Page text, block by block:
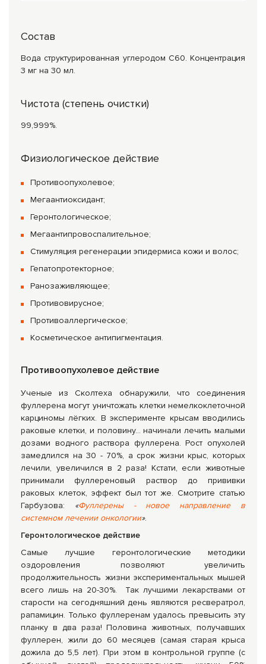
Состав
Вода структурированная углеродом С60. Концентрация
3 мг на 30 мл.
Чистота (степень очистки)
99,999%.
Физиологическое действие
Противоопухолевое;
Мегаантиоксидант;
Геронтологическое;
Мегаантипровоспалительное;
Стимуляция регенерации эпидермиса кожи и волос;
Гепатопротекторное;
Ранозаживляющее;
Противовирусное;
Противоаллергическое;
Косметическое антипигментация.
Противоопухолевое действие
Ученые из Сколтеха обнаружили, что соединения
фуллерена могут уничтожать клетки немелкоклеточной
карциномы лёгких. В эксперименте крысам вводились
раковые клетки, и половину... начинали лечить малыми
дозами водного раствора фуллерена. Рост опухолей
замедлился на 30 - 70%, а срок жизни крыс, которых
лечили, увеличился в 2 раза! Кстати, если животные
принимали фуллереновый раствор до прививки
раковых клеток, эффект был тот же. Смотрите статью
Гарбузова: «Фуллерены - новое направление в
системном лечении онкологии».
Геронтологическое действие
Самые лучшие геронтологические методики
оздоровления позволяют увеличить
продолжительность жизни экспериментальных мышей
всего лишь на 20-30%. Так лучшими лекарствами от
старости на сегодняшний день являются ресвератрол,
рапамицин. Только фуллеренам удалось превысить эту
планку в два раза! Половина животных, получавших
фуллерен, жили до 60 месяцев (самая старая крыса
дожила до 5,5 лет). При этом в контрольной группе (с